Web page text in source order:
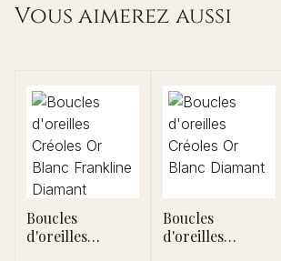
Vous aimerez aussi
Boucles
d'oreilles
Boucles
d'oreilles